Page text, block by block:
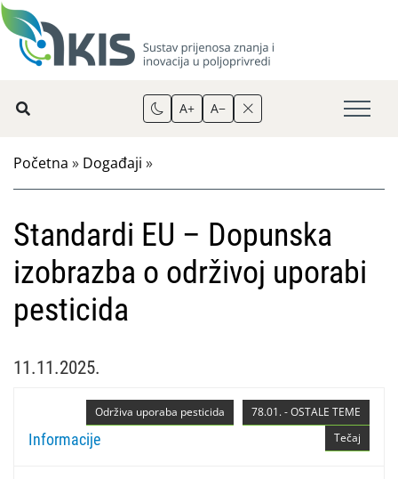
A+ A−
Početna » Događaji »
Standardi EU – Dopunska
izobrazba o održivoj uporabi
pesticida
11.11.2025.
78.01. - OSTALE TEME
Održiva uporaba pesticida
Tečaj
Informacije